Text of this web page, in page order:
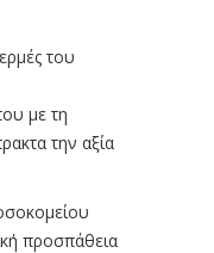
του
με τη
την αξία
προσπάθεια